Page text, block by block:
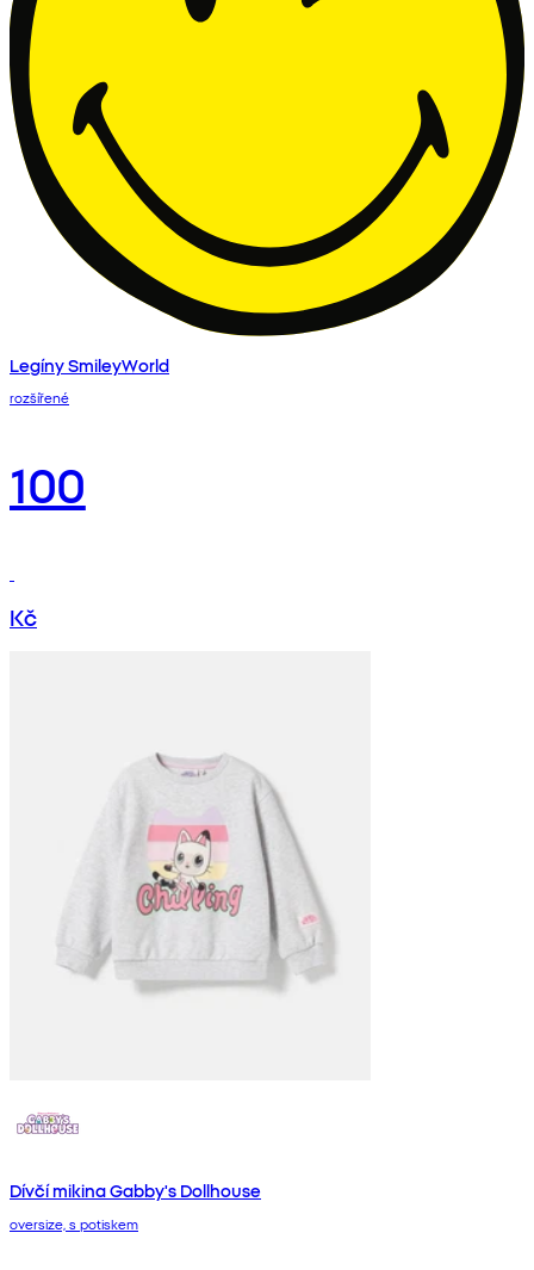
Legíny SmileyWorld
rozšířené
100
Kč
Dívčí mikina Gabby's Dollhouse
oversize, s potiskem